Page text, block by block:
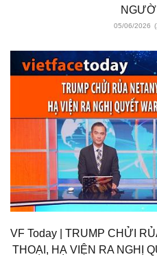
05/06/2026
VF Today | TRUMP CHỬI
THOẠI, HẠ VIỆN RA NGHỊ